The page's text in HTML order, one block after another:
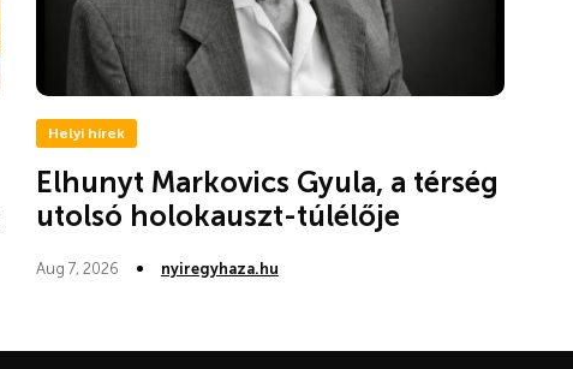
Helyi hírek
Elhunyt Markovics Gyula, a térség
utolsó holokauszt-túlélője
Aug 7, 2026 nyiregyhaza.hu